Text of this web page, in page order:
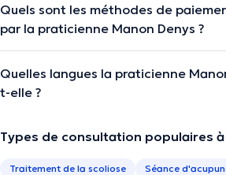
Quels sont les méthodes de
par la praticienne Manon Denys ?
Quelles langues la praticienne
t-elle ?
Types de consultation populaires à
Traitement de la scoliose
Séance